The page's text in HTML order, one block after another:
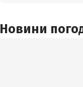
Новини